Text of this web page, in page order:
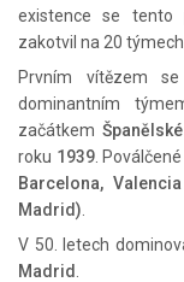
existence se tento
zakotvil na 20 týmech.
Prvním vítězem
dominantním
začátkem
roku 1939.
Barcelona,
Madrid)
V 50. letech
Madrid